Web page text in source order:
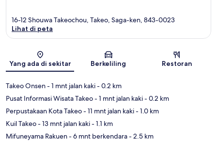
Peta
16-12 Shouwa Takeochou, Takeo, Saga-ken, 843-0023
Lihat di peta
Yang ada di sekitar Berkeliling Restoran
Takeo Onsen- 1 mnt jalan kaki- 0.2 km
Pusat Informasi Wisata Takeo- 1 mnt jalan kaki- 0.2 km
Perpustakaan Kota Takeo- 11 mnt jalan kaki- 1.0 km
Kuil Takeo- 13 mnt jalan kaki- 1.1 km
Mifuneyama Rakuen- 6 mnt berkendara- 2.5 km